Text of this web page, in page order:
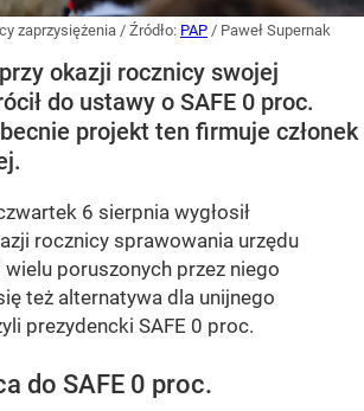
zaprzysiężenia / Źródło: PAP / Paweł Supernak
okazji rocznicy swojej
do ustawy o SAFE 0 proc.
projekt ten firmuje członek
6 sierpnia wygłosił
rocznicy sprawowania urzędu
poruszonych przez niego
też alternatywa dla unijnego
prezydencki SAFE 0 proc.
do SAFE 0 proc.